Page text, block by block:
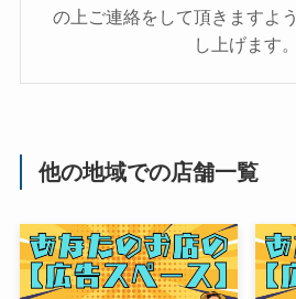
の上ご連絡をして頂きますよ
し上げます。
他の地域での店舗一覧